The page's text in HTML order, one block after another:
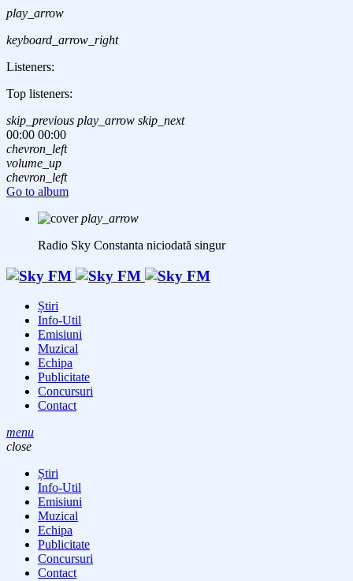
play_arrow
keyboard_arrow_right
Listeners:
Top listeners:
skip_previous play_arrow skip_next
00:00 00:00
chevron_left
volume_up
chevron_left
Go to album
play_arrow
Radio Sky Constanta niciodată singur
Știri
Info-Util
Emisiuni
Muzical
Echipa
Publicitate
Concursuri
Contact
menu
close
Știri
Info-Util
Emisiuni
Muzical
Echipa
Publicitate
Concursuri
Contact